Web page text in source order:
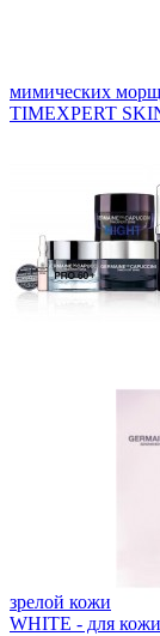
мимических
TIMEXPERT
зрелой кожи
WHITE - для